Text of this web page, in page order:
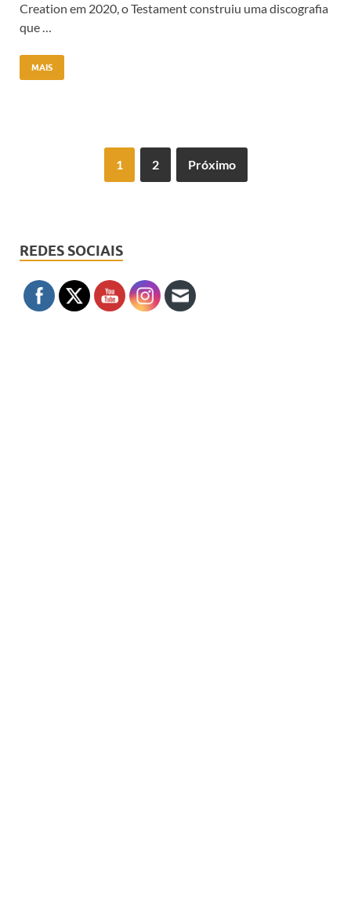
Creation em 2020, o Testament construiu uma discografia
que …
MAIS
1 2 Próximo
REDES SOCIAIS